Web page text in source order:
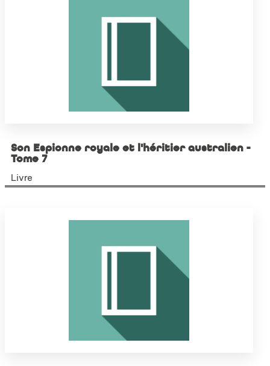
Son Espionne royale et l'héritier australien -
Tome 7
Livre